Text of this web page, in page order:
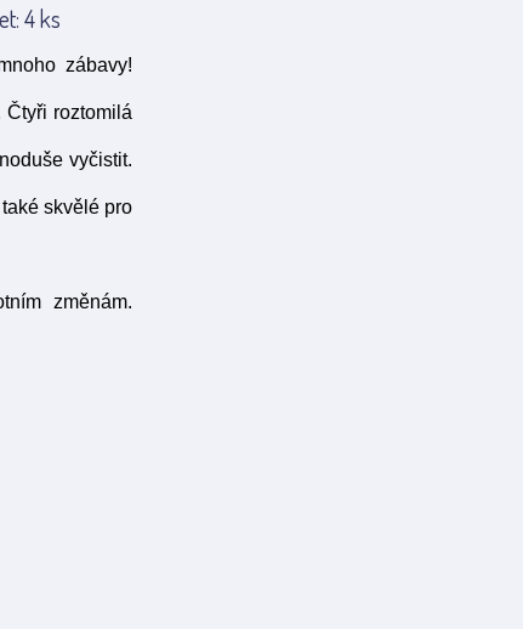
4 ks
zábavy!
roztomilá
vyčistit.
skvělé pro
změnám.